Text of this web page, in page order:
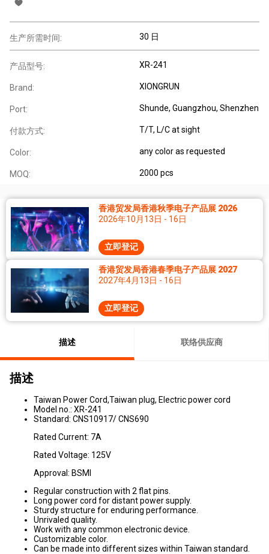
生产所需时间: 30 日
产品型号: XR-241
Brand: XIONGRUN
Port: Shunde, Guangzhou, Shenzhen
付款方式: T/T, L/C at sight
Color: any color as requested
MOQ: 2000 pcs
香港贸发局香港秋季电子产品展 2026
2026年10月13日 - 16日
立即登记
香港贸发局香港春季电子产品展 2027
2027年4月13日 - 16日
立即登记
描述 联络供应商
描述
Taiwan Power Cord,Taiwan plug, Electric power cord
Model no.: XR-241
Standard: CNS10917/ CNS690
Rated Current: 7A
Rated Voltage: 125V
Approval: BSMI
Regular construction with 2 flat pins.
Long power cord for distant power supply.
Sturdy structure for enduring performance.
Unrivaled quality.
Work with any common electronic device.
Customizable color.
Can be made into different sizes within Taiwan standard.